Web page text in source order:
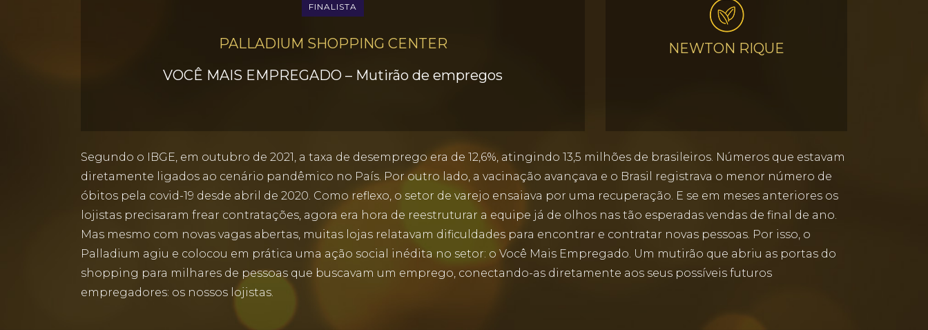
FINALISTA
PALLADIUM SHOPPING CENTER
VOCÊ MAIS EMPREGADO – Mutirão de empregos
NEWTON RIQUE
Segundo o IBGE, em outubro de 2021, a taxa de desemprego era de 12,6%, atingindo 13,5 milhões de brasileiros. Números que estavam
diretamente ligados ao cenário pandêmico no País. Por outro lado, a vacinação avançava e o Brasil registrava o menor número de
óbitos pela covid-19 desde abril de 2020. Como reflexo, o setor de varejo ensaiava por uma recuperação. E se em meses anteriores os
lojistas precisaram frear contratações, agora era hora de reestruturar a equipe já de olhos nas tão esperadas vendas de final de ano.
Mas mesmo com novas vagas abertas, muitas lojas relatavam dificuldades para encontrar e contratar novas pessoas. Por isso, o
Palladium agiu e colocou em prática uma ação social inédita no setor: o Você Mais Empregado. Um mutirão que abriu as portas do
shopping para milhares de pessoas que buscavam um emprego, conectando-as diretamente aos seus possíveis futuros
empregadores: os nossos lojistas.